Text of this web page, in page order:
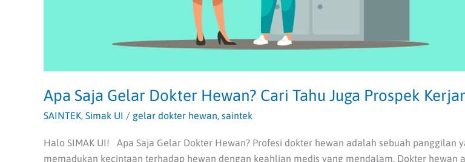
Apa Saja Gelar Dokter Hewan? Cari Tahu Juga Prospek
SAINTEK, Simak UI / gelar dokter hewan, saintek
Halo SIMAK UI! Apa Saja Gelar Dokter Hewan? Profesi dokter hewan adalah sebuah panggilan
memadukan kecintaan terhadap hewan dengan keahlian medis yang mendalam. Dokter hewan